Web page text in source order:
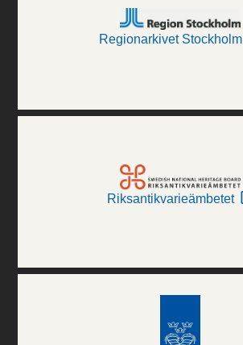
Regionarkivet Stockholm
Riksantikvarieämbetet